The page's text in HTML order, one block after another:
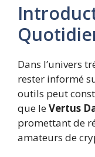
Dans l’univers
rester informé
outils peut
que leVertus
promettant de
amateurs de